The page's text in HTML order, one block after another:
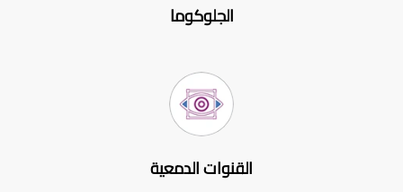
الجلوكوما
القنوات الدمعية